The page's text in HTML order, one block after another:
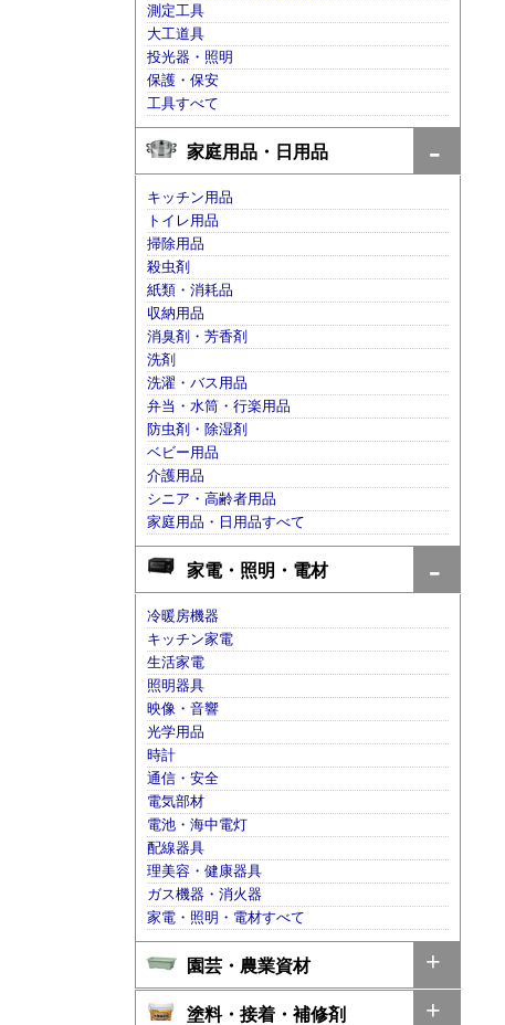
測定工具
大工道具
投光器・照明
保護・保安
工具すべて
家庭用品・日用品
キッチン用品
トイレ用品
掃除用品
殺虫剤
紙類・消耗品
収納用品
消臭剤・芳香剤
洗剤
洗濯・バス用品
弁当・水筒・行楽用品
防虫剤・除湿剤
ベビー用品
介護用品
シニア・高齢者用品
家庭用品・日用品すべて
家電・照明・電材
冷暖房機器
キッチン家電
生活家電
照明器具
映像・音響
光学用品
時計
通信・安全
電気部材
電池・海中電灯
配線器具
理美容・健康器具
ガス機器・消火器
家電・照明・電材すべて
園芸・農業資材
塗料・接着・補修剤